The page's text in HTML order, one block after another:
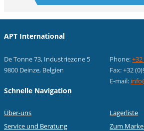
APT International
De Tonne 73, Industriezone 5
9800 Deinze, Belgien
Phone:
Fax: +32
E-mail:
Schnelle Navigation
Über-uns
Service und Beratung
Lagerliste
Zum